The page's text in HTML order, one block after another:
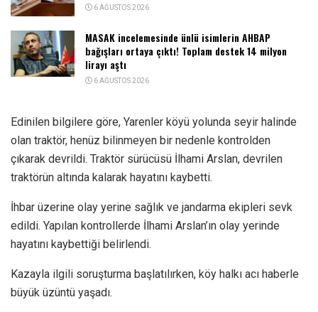
6 AĞUSTOS 2026
MASAK incelemesinde ünlü isimlerin AHBAP
bağışları ortaya çıktı! Toplam destek 14 milyon
lirayı aştı
6 AĞUSTOS 2026
Edinilen bilgilere göre, Yarenler köyü yolunda seyir halinde
olan traktör, henüz bilinmeyen bir nedenle kontrolden
çıkarak devrildi. Traktör sürücüsü İlhami Arslan, devrilen
traktörün altında kalarak hayatını kaybetti.
İhbar üzerine olay yerine sağlık ve jandarma ekipleri sevk
edildi. Yapılan kontrollerde İlhami Arslan’ın olay yerinde
hayatını kaybettiği belirlendi.
Kazayla ilgili soruşturma başlatılırken, köy halkı acı haberle
büyük üzüntü yaşadı.